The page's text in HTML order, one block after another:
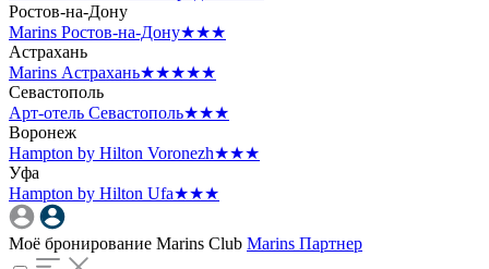
Ростов-на-Дону
Marins Ростов-на-Дону★★★
Астрахань
Marins Астрахань★★★★★
Севастополь
Арт-отель Севастополь★★★
Воронеж
Hampton by Hilton Voronezh★★★
Уфа
Hampton by Hilton Ufa★★★
Моё бронирование Marins Club Marins Партнер